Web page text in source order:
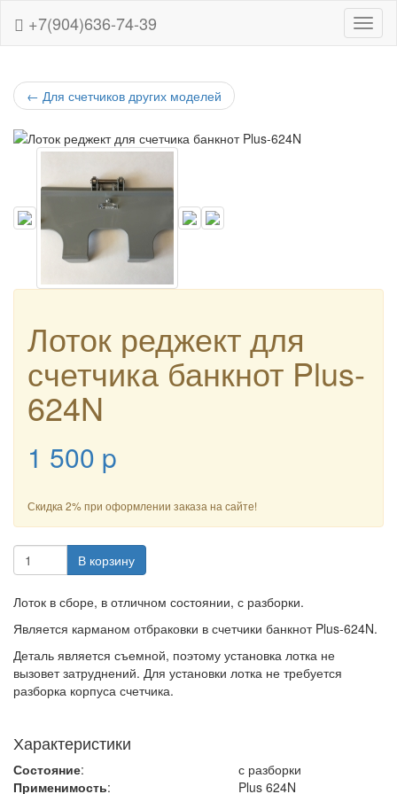
+7(904)636-74-39
← Для счетчиков других моделей
Лоток реджект для
счетчика банкнот Plus-
624N
1 500 p
Скидка 2% при оформлении заказа на сайте!
В корзину
Лоток в сборе, в отличном состоянии, с разборки.
Является карманом отбраковки в счетчики банкнот Plus-624N.
Деталь является съемной, поэтому установка лотка не
вызовет затруднений. Для установки лотка не требуется
разборка корпуса счетчика.
Характеристики
Состояние:
с разборки
Применимость: Plus 624N